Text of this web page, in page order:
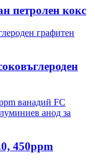
петролен кокс
450ppm